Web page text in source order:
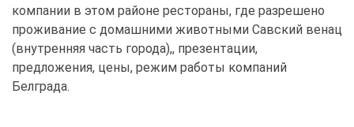
компании в этом районе рестораны, где разрешено
проживание с домашними животными Савский венац
(внутренняя часть города),, презентации,
предложения, цены, режим работы компаний
Белграда.